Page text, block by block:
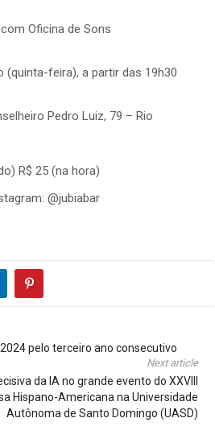
Oficina de Sons
(quinta-feira), a partir das 19h30
Pedro Luiz, 79 – Rio
R$ 25 (na hora)
@jubiabar
pelo terceiro ano consecutivo
Next article
da IA ​​no grande evento do XXVIII
Hispano-Americana na Universidade
Autônoma de Santo Domingo (UASD)